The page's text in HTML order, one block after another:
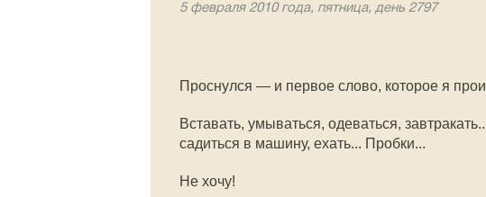
5 февраля 2010 года, пятница, день 2797
Проснулся — и первое слово, которое я
Вставать, умываться, одеваться,
садиться в машину, ехать... Пробки...
Не хочу!